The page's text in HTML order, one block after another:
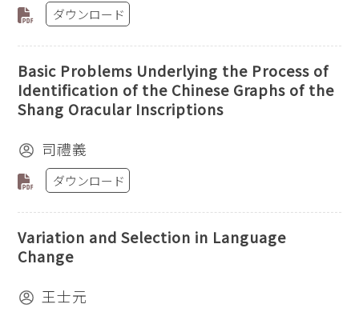
ダウンロード
Basic Problems Underlying the Process of
Identification of the Chinese Graphs of the
Shang Oracular Inscriptions
司禮義
ダウンロード
Variation and Selection in Language
Change
王士元